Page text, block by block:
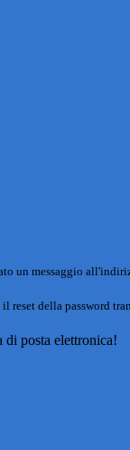
un messaggio
reset della password
di posta elettronica!